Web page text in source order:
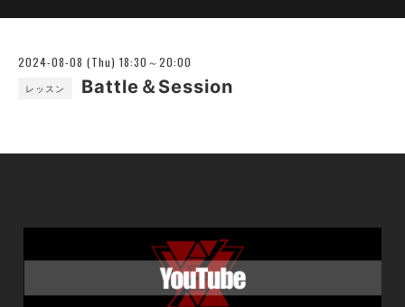
2024-08-08 (Thu) 18:30～20:00
レッスン Battle＆Session